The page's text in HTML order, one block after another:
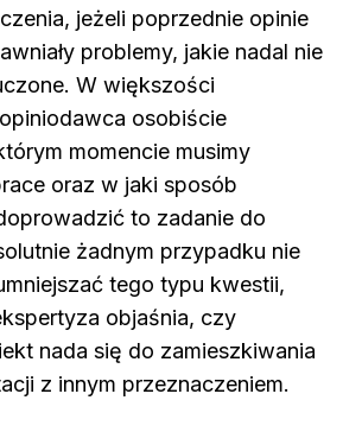
jeżeli poprzednie opinie
problemy, jakie nadal nie
W większości
osobiście
momencie musimy
oraz w jaki sposób
to zadanie do
żadnym przypadku nie
tego typu kwestii,
objaśnia, czy
nada się do zamieszkiwania
z innym przeznaczeniem.